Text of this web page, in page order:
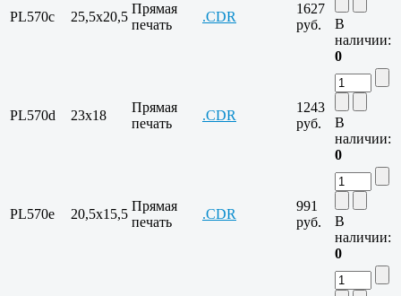
PL570c 25,5x20,5
Прямая
печать
.CDR
1627
руб.
В
наличии:
0
PL570d 23x18
Прямая
печать
.CDR
1243
руб.
В
наличии:
0
PL570e 20,5x15,5
Прямая
печать
.CDR
991
руб.
В
наличии:
0